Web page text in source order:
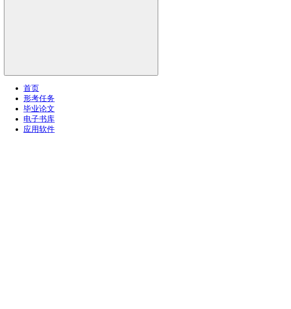
首页
形考任务
毕业论文
电子书库
应用软件